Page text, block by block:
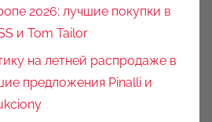
2026: лучшие покупки в
и Tom Tailor
на летней распродаже в
предложения Pinalli и